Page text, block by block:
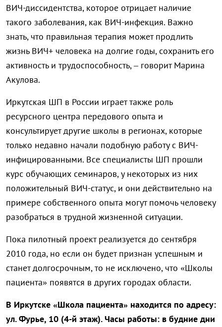
ВИЧ-диссидентства, которое отрицает наличие
такого заболевания, как ВИЧ-инфекция. Важно
знать, что правильная терапия может продлить
жизнь ВИЧ+ человека на долгие годы, сохранить его
активность и трудоспособность, – говорит Марина
Акулова.
Иркутская ШП в России играет также роль
ресурсного центра передового опыта и
консультирует другие школы в регионах, которые
только недавно начали подобную работу с ВИЧ-
инфицированными. Все специалисты ШП прошли
курс обучающих семинаров, у некоторых из них
положительный ВИЧ-статус, и они действительно на
примере собственного опыта могут помочь человеку
разобраться в трудной жизненной ситуации.
Пока пилотный проект реализуется до сентября
2010 года, но если он будет признан успешным и
станет долгосрочным, то не исключено, что «Школы
пациента» появятся в других городах области.
В Иркутске «Школа пациента» находится по адресу:
ул. Фурье, 10 (4-й этаж). Часы работы: в будние дни